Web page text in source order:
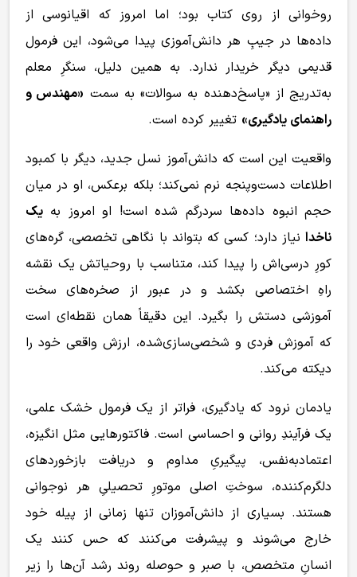
روخوانی از روی کتاب بود؛ اما امروز که اقیانوسی از
داده‌ها در جیبِ هر دانش‌آموزی پیدا می‌شود، این فرمول
قدیمی دیگر خریدار ندارد. به همین دلیل، سنگرِ معلم
به‌تدریج از «پاسخ‌دهنده به سوالات» به سمت «مهندس و
راهنمای یادگیری» تغییر کرده است.
واقعیت این است که دانش‌آموز نسل جدید، دیگر با کمبود
اطلاعات دست‌وپنجه نرم نمی‌کند؛ بلکه برعکس، او در میان
حجم انبوه داده‌ها سردرگم شده است! او امروز به یک
ناخدا نیاز دارد؛ کسی که بتواند با نگاهی تخصصی، گره‌های
کورِ درسی‌اش را پیدا کند، متناسب با روحیاتش یک نقشه
راهِ اختصاصی بکشد و در عبور از صخره‌های سخت
آموزشی دستش را بگیرد. این دقیقاً همان نقطه‌ای است
که آموزش فردی و شخصی‌سازی‌شده، ارزش واقعی خود را
دیکته می‌کند.
یادمان نرود که یادگیری، فراتر از یک فرمول خشک علمی،
یک فرآیندِ روانی و احساسی است. فاکتورهایی مثل انگیزه،
اعتمادبه‌نفس، پیگیریِ مداوم و دریافت بازخوردهای
دلگرم‌کننده، سوختِ اصلی موتورِ تحصیلیِ هر نوجوانی
هستند. بسیاری از دانش‌آموزان تنها زمانی از پیله خود
خارج می‌شوند و پیشرفت می‌کنند که حس کنند یک
انسانِ متخصص، با صبر و حوصله روند رشد آن‌ها را زیر